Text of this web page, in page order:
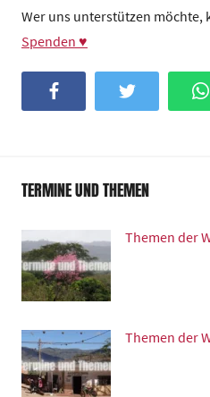
Wer uns unterstützen möchte,
Spenden ♥
Twitter
TERMINE UND THEMEN
Themen der
Themen der